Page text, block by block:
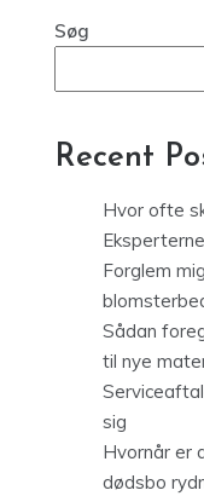
Søg
Recent
Hvor ofte
Forglem
Sådan
til nye
sig
Hvornår er
dødsbo